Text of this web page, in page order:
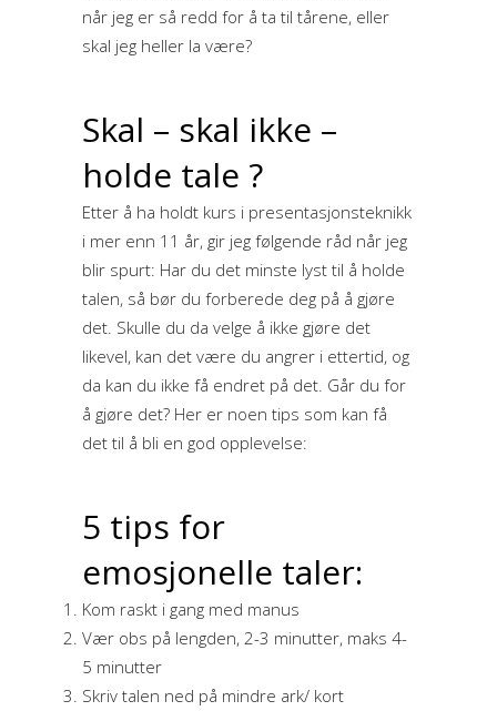
når jeg er så redd for å ta til tårene, eller
skal jeg heller la være?
Skal – skal ikke –
holde tale ?
Etter å ha holdt kurs i presentasjonsteknikk
i mer enn 11 år, gir jeg følgende råd når jeg
blir spurt: Har du det minste lyst til å holde
talen, så bør du forberede deg på å gjøre
det. Skulle du da velge å ikke gjøre det
likevel, kan det være du angrer i ettertid, og
da kan du ikke få endret på det. Går du for
å gjøre det? Her er noen tips som kan få
det til å bli en god opplevelse:
5 tips for
emosjonelle taler:
Kom raskt i gang med manus
Vær obs på lengden, 2-3 minutter, maks 4-
5 minutter
Skriv talen ned på mindre ark/ kort